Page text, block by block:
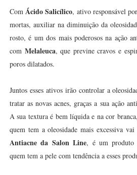
ComÁcido Salicílico, ativo responsável
mortas, auxiliar na diminuição da
rosto, é um dos mais poderosos na ação
com Melaleuca, que previne cravos e
poros dilatados.
Juntos esses ativos irão controlar a
tratar as novas acnes, graças a sua ação
A sua textura é bem líquida e na cor
quem tem a oleosidade mais excessiva
Antiacne da Salon Line, é um produto
quem tem a pele com tendência a esses